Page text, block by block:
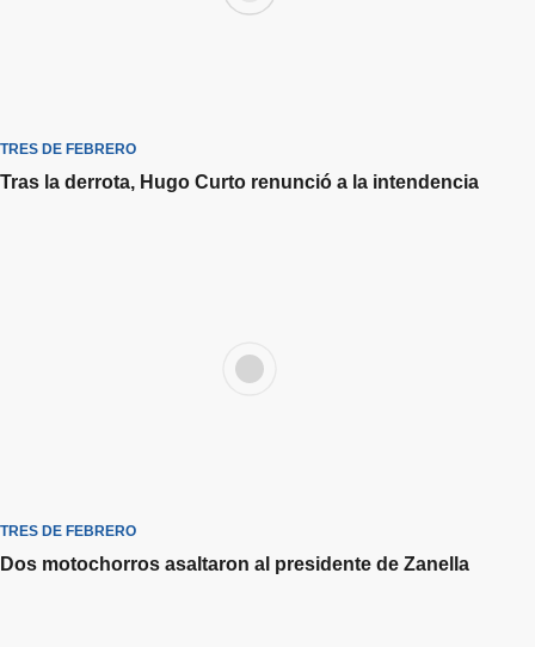
TRES DE FEBRERO
Tras la derrota, Hugo Curto renunció a la intendencia
TRES DE FEBRERO
Dos motochorros asaltaron al presidente de Zanella